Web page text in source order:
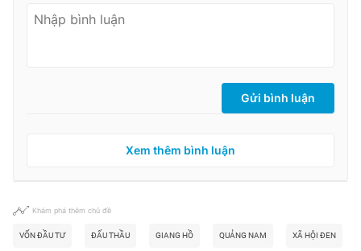
Gửi bình luận
Xem thêm bình luận
Khám phá thêm chủ đề
VỐN ĐẦU TƯ ĐẤU THẦU GIANG HỒ QUẢNG NAM XÃ HỘI ĐEN